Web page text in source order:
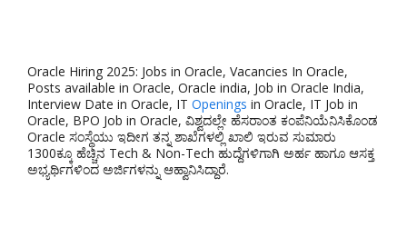
Oracle Hiring 2025: Jobs in Oracle, Vacancies In Oracle,
Posts available in Oracle, Oracle india, Job in Oracle India,
Interview Date in Oracle, IT Openings in Oracle, IT Job in
Oracle, BPO Job in Oracle, ವಿಶ್ವದಲ್ಲೇ ಹೆಸರಾಂತ ಕಂಪೆನಿಯೆನಿಸಿಕೊಂಡ
Oracle ಸಂಸ್ಥೆಯು ಇದೀಗ ತನ್ನ ಶಾಖೆಗಳಲ್ಲಿ ಖಾಲಿ ಇರುವ ಸುಮಾರು
1300ಕ್ಕೂ ಹೆಚ್ಚಿನ Tech & Non-Tech ಹುದ್ದೆಗಳಿಗಾಗಿ ಅರ್ಹ ಹಾಗೂ ಆಸಕ್ತ
ಅಭ್ಯರ್ಥಿಗಳಿಂದ ಅರ್ಜಿಗಳನ್ನು ಆಹ್ವಾನಿಸಿದ್ದಾರೆ.